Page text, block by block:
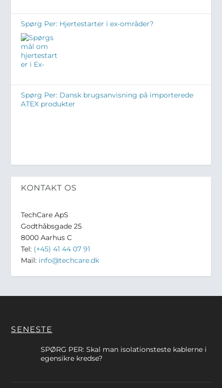
Spørg Per: Hjertestarter i ex-områder?
Spørg Per: Dansk brugsanvisning på importerede
ATEX produkter
KONTAKT OS
TechCare ApS
Godthåbsgade 25
8000 Aarhus C
Tel: (+45) 41 44 07 91
Mail: info@techcare.dk
SENESTE
SPØRG PER: Skal man isolationsteste kablerne i
egensikre kredse?